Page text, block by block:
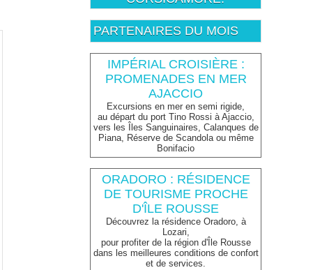
PARTENAIRES DU MOIS
IMPÉRIAL CROISIÈRE :
PROMENADES EN MER
AJACCIO
Excursions en mer en semi rigide,
au départ du port Tino Rossi à Ajaccio,
vers les Îles Sanguinaires, Calanques de
Piana, Réserve de Scandola ou même
Bonifacio
ORADORO : RÉSIDENCE
DE TOURISME PROCHE
D'ÎLE ROUSSE
Découvrez la résidence Oradoro, à
Lozari,
pour profiter de la région d'Île Rousse
dans les meilleures conditions de confort
et de services.